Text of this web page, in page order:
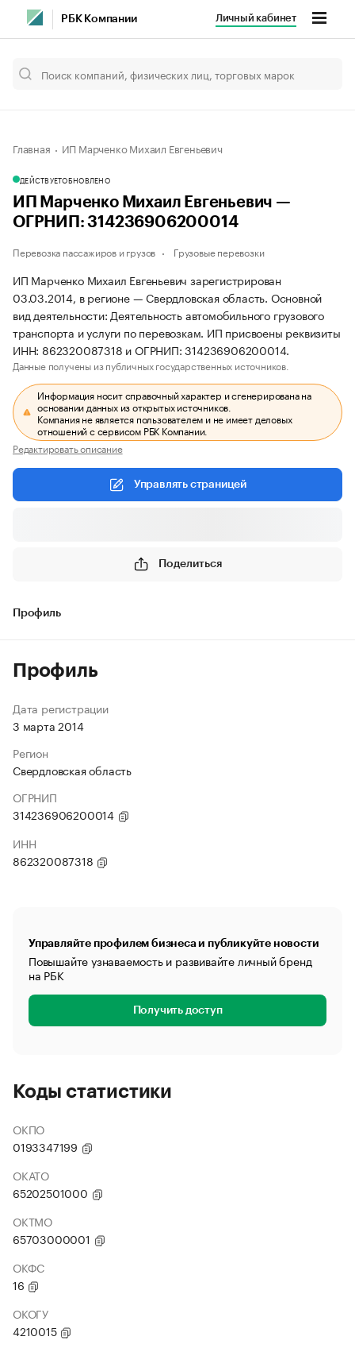
РБК Компании Личный кабинет
Главная ИП Марченко Михаил Евгеньевич
ДЕЙСТВУЕТОБНОВЛЕНО
ИП Марченко Михаил Евгеньевич —
ОГРНИП: 314236906200014
Перевозка пассажиров и грузов Грузовые перевозки
ИП Марченко Михаил Евгеньевич зарегистрирован
03.03.2014, в регионе — Свердловская область. Основной
вид деятельности: Деятельность автомобильного грузового
транспорта и услуги по перевозкам. ИП присвоены реквизиты
ИНН: 862320087318 и ОГРНИП: 314236906200014.
Данные получены из публичных государственных источников.
Информация носит справочный характер и сгенерирована на
основании данных из открытых источников.
Компания не является пользователем и не имеет деловых
отношений с сервисом РБК Компании.
Редактировать описание
Управлять страницей
Поделиться
Профиль
Профиль
Дата регистрации
3 марта 2014
Регион
Свердловская область
ОГРНИП
314236906200014
ИНН
862320087318
Управляйте профилем бизнеса и публикуйте новости
Повышайте узнаваемость и развивайте личный бренд
на РБК
Получить доступ
Коды статистики
ОКПО
0193347199
ОКАТО
65202501000
ОКТМО
65703000001
ОКФС
16
ОКОГУ
4210015